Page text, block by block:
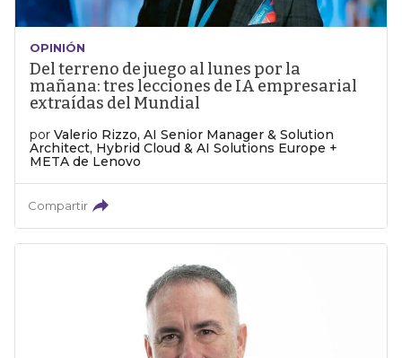
OPINIÓN
Del terreno de juego al lunes por la
mañana: tres lecciones de IA empresarial
extraídas del Mundial
por Valerio Rizzo, AI Senior Manager & Solution
Architect, Hybrid Cloud & AI Solutions Europe +
META de Lenovo
Compartir